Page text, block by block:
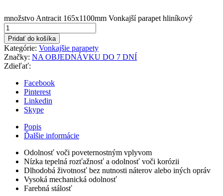
množstvo Antracit 165x1100mm Vonkajší parapet hliníkový
Pridať do košíka
Kategórie: Vonkajšie parapety
Značky: NA OBJEDNÁVKU DO 7 DNÍ
Zdieľať:
Facebook
Pinterest
Linkedin
Skype
Popis
Ďalšie informácie
Odolnosť voči poveternostným vplyvom
Nízka tepelná rozťažnosť a odolnosť voči korózii
Dlhodobá životnosť bez nutnosti náterov alebo iných opráv
Vysoká mechanická odolnosť
Farebná stálosť